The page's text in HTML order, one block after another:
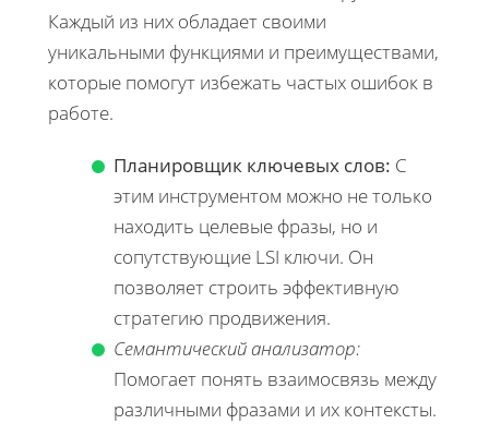
Каждый из них обладает своими
уникальными функциями и преимуществами,
которые помогут избежать частых ошибок в
работе.
Планировщик ключевых слов: С
этим инструментом можно не только
находить целевые фразы, но и
сопутствующие LSI ключи. Он
позволяет строить эффективную
стратегию продвижения.
Семантический анализатор:
Помогает понять взаимосвязь между
различными фразами и их контексты.